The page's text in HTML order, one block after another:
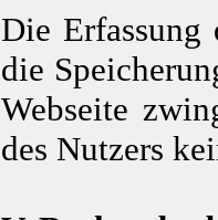
Die
die
Webseite
des Nutzers